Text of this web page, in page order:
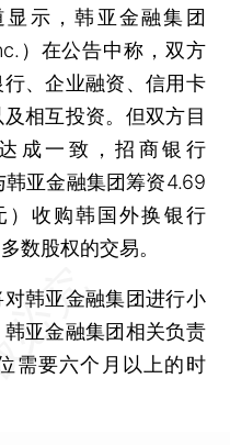
显示，韩亚金融集团
）在公告中称，双方
、企业融资、信用卡
相互投资。但双方目
成一致，招商银行
韩亚金融集团筹资4.69
收购韩国外换银行
数股权的交易。
韩亚金融集团进行小
亚金融集团相关负责
需要六个月以上的时